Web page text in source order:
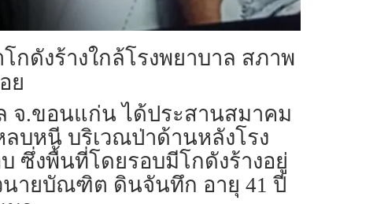
กดังร้างใกล้โรงพยาบาล สภาพ
ย
จ.ขอนแก่น ได้ประสานสมาคม
บหนี บริเวณป่าด้านหลังโรง
ซึ่งพื้นที่โดยรอบมีโกดังร้างอยู่
นายบัณฑิต ดินจันทึก อายุ 41 ปี